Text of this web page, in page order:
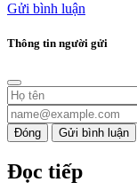
Gửi bình luận
Thông tin người gửi
Đóng Gửi bình luận
Đọc tiếp